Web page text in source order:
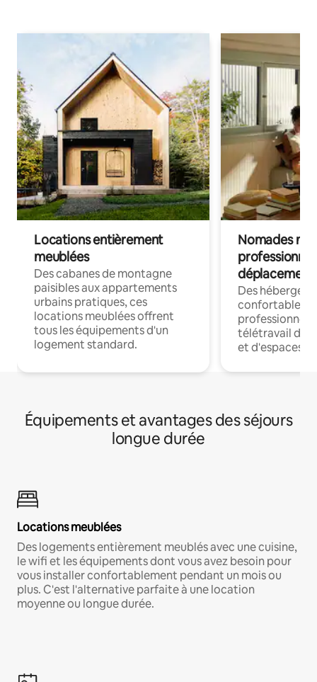
Locations entièrement
meublées
Des cabanes de montagne
paisibles aux appartements
urbains pratiques, ces
locations meublées offrent
tous les équipements d'un
logement standard.
Nomades
déplacement
Des
confortables
professionnels
télétravail
et d'espaces
Équipements et avantages des séjours
longue durée
Locations meublées
Des logements entièrement meublés avec une cuisine,
le wifi et les équipements dont vous avez besoin pour
vous installer confortablement pendant un mois ou
plus. C'est l'alternative parfaite à une location
moyenne ou longue durée.